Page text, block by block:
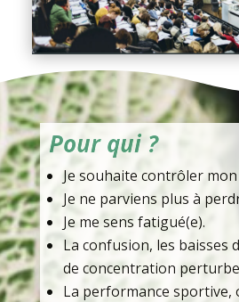
Pour qui ?
Je souhaite contrôler
Je ne parviens plus à
Je me sens fatigué(e).
La confusion, les baisses
de concentration
La performance sportive,